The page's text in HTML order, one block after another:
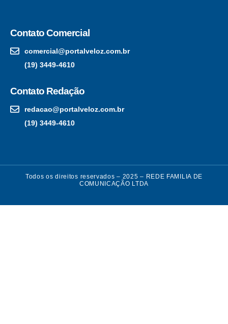
Contato Comercial
comercial@portalveloz.com.br
(19) 3449-4610
Contato Redação
redacao@portalveloz.com.br
(19) 3449-4610
Todos os direitos reservados – 2025 – REDE FAMILIA DE
COMUNICAÇÃO LTDA